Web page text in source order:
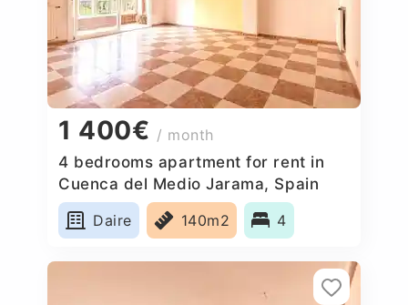
1 400€ / month
4 bedrooms apartment for rent in
Cuenca del Medio Jarama, Spain
Daire
140m2 4